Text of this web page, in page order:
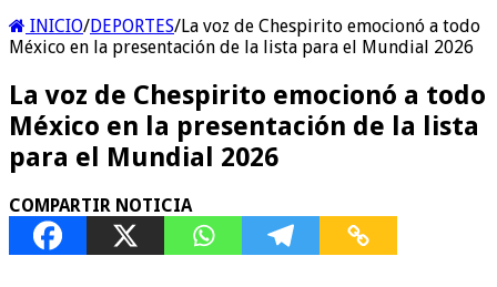
INICIO/DEPORTES/La voz de Chespirito emocionó a todo
México en la presentación de la lista para el Mundial 2026
La voz de Chespirito emocionó a todo
México en la presentación de la lista
para el Mundial 2026
COMPARTIR NOTICIA